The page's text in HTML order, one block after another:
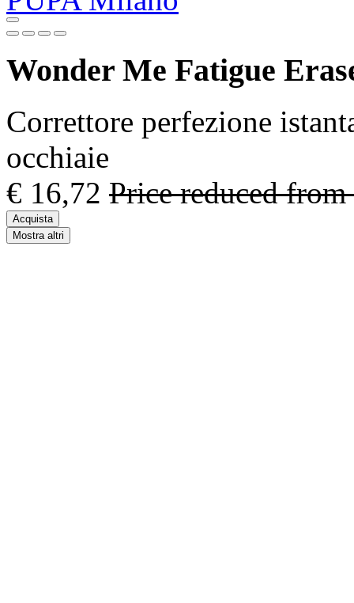
Wonder Me Fatigue
Correttore perfezione
occhiaie
€ 16,72 Price reduced from
Acquista
Mostra altri